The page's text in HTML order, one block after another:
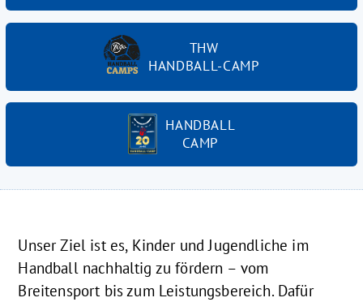
THW
HANDBALL-CAMP
HANDBALL
CAMP
Unser Ziel ist es, Kinder und Jugendliche im
Handball nachhaltig zu fördern – vom
Breitensport bis zum Leistungsbereich. Dafür